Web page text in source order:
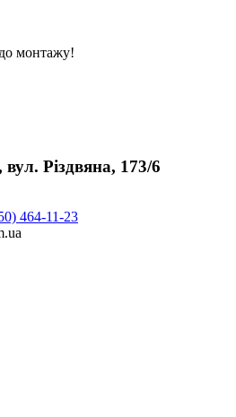
монтажу!
Різдвяна, 173/6
464-11-23